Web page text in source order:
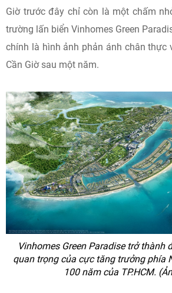
Giờ trước đây chỉ còn là một chấm
trường lấn biển Vinhomes Green
chính là hình ảnh phản ánh chân thực
Cần Giờ sau một năm.
Vinhomes Green Paradise trở thành
quan trọng của cực tăng trưởng phía
100 năm của TP.HCM.